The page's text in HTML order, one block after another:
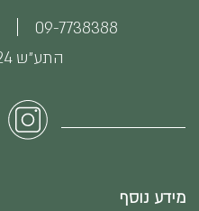
התע״ש 24 כפר סבא
09-7738388
מידע נוסף